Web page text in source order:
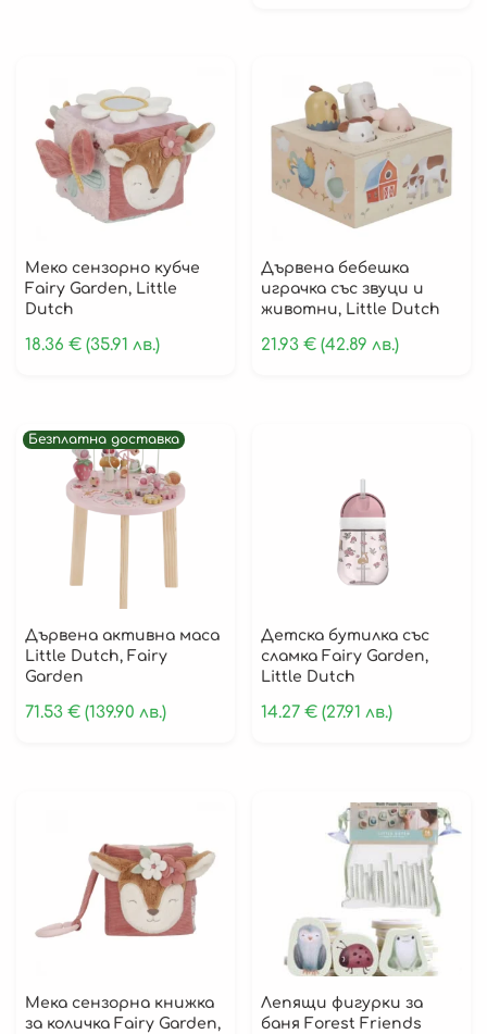
0-6 Месеца
6-12 Месеца
12+ Месеца
Играчки за Баня
Бебешки Проходилки
Активни Гимнастики
Слънчеви Очила
Играчки
Надуваеми
Дървени Играчки
Плюшени играчки и кукли
Активни Гимнастики
Safari Friends
Forest Friends
Little Farm
Newborn Naturals
Меко сензорно кубче
Fairy Garden, Little
Dutch
18.36 € (35.91 лв.)
Дървена бебешка
играчка със звуци и
животни, Little Dutch
21.93€ (42.89 лв.)
Безплатна доставка
Дървенa активна маса
Little Dutch, Fairy
Garden
71.53 € (139.90 лв.)
Детска бутилка със
сламка Fairy Garden,
Little Dutch
14.27€ (27.91 лв.)
Мека сензорна книжка
за количка Fairy Garden,
Лепящи фигурки за
баня Forest Friends